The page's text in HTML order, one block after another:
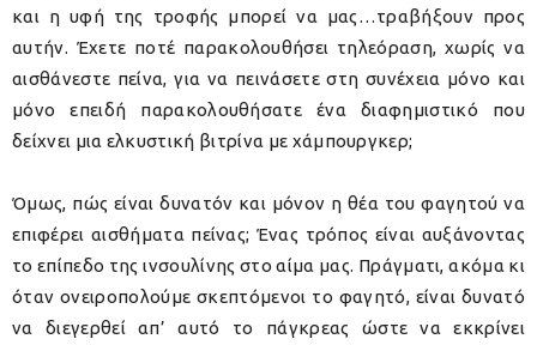
και η υφή της τροφής μπορεί να μας…τραβήξουν προς
αυτήν. Έχετε ποτέ παρακολουθήσει τηλεόραση, χωρίς να
αισθάνεστε πείνα, για να πεινάσετε στη συνέχεια μόνο και
μόνο επειδή παρακολουθήσατε ένα διαφημιστικό που
δείχνει μια ελκυστική βιτρίνα με χάμπουργκερ;
Όμως, πώς είναι δυνατόν και μόνον η θέα του φαγητού να
επιφέρει αισθήματα πείνας; Ένας τρόπος είναι αυξάνοντας
το επίπεδο της ινσουλίνης στο αίμα μας. Πράγματι, ακόμα κι
όταν ονειροπολούμε σκεπτόμενοι το φαγητό, είναι δυνατό
να διεγερθεί απ’ αυτό το πάγκρεας ώστε να εκκρίνει